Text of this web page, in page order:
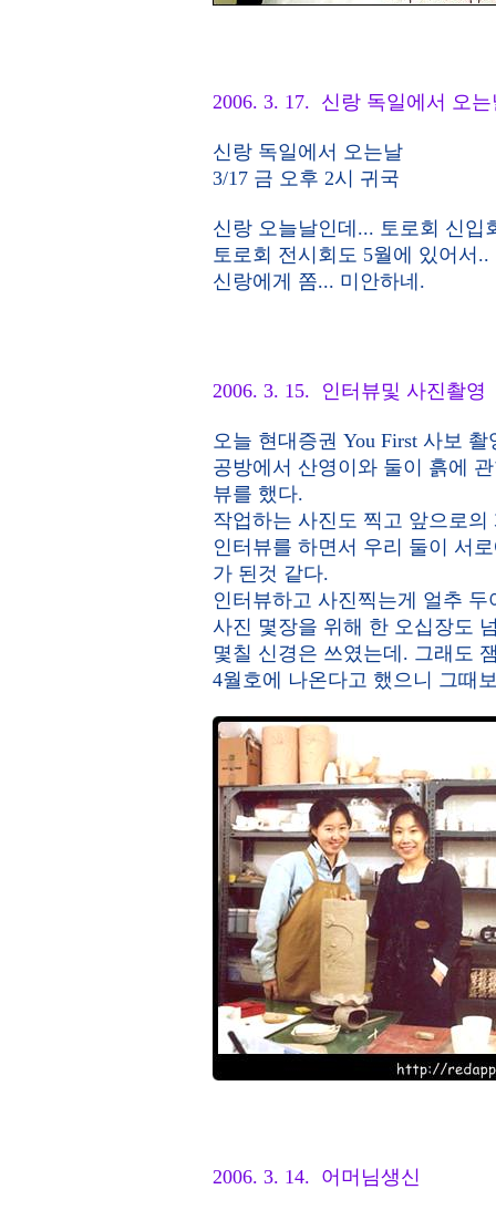
2006. 3. 17. 신랑 독일에서 오
신랑 독일에서 오는날
3/17 금 오후 2시 귀국
신랑 오늘날인데... 토로회 신입
토로회 전시회도 5월에 있어서..
신랑에게 쫌... 미안하네.
2006. 3. 15. 인터뷰및 사진촬영
오늘 현대증권 You First 사보 촬
공방에서 산영이와 둘이 흙에
뷰를 했다.
작업하는 사진도 찍고 앞으로
인터뷰를 하면서 우리 둘이 서
가 된것 같다.
인터뷰하고 사진찍는게 얼추
사진 몇장을 위해 한 오십장도
몇칠 신경은 쓰였는데. 그래도
4월호에 나온다고 했으니 그때
2006. 3. 14. 어머님생신